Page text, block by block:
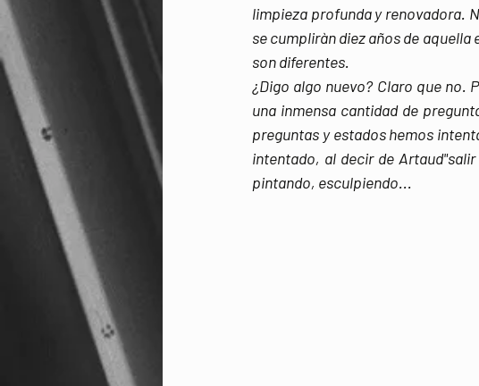
limpieza profunda y renovadora.
se cumpliràn diez años de
son diferentes.
¿Digo algo nuevo? Claro que no.
una inmensa cantidad de
preguntas y estados hemos
intentado, al decir de
pintando, esculpiendo...